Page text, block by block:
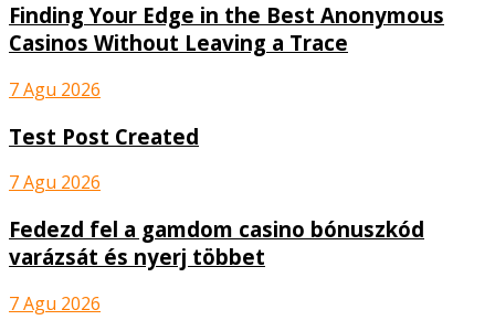
Finding Your Edge in the Best Anonymous
Casinos Without Leaving a Trace
7 Agu 2026
Test Post Created
7 Agu 2026
Fedezd fel a gamdom casino bónuszkód
varázsát és nyerj többet
7 Agu 2026